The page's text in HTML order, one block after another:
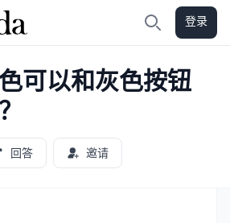
登录
可以和灰色按钮
回答 邀请